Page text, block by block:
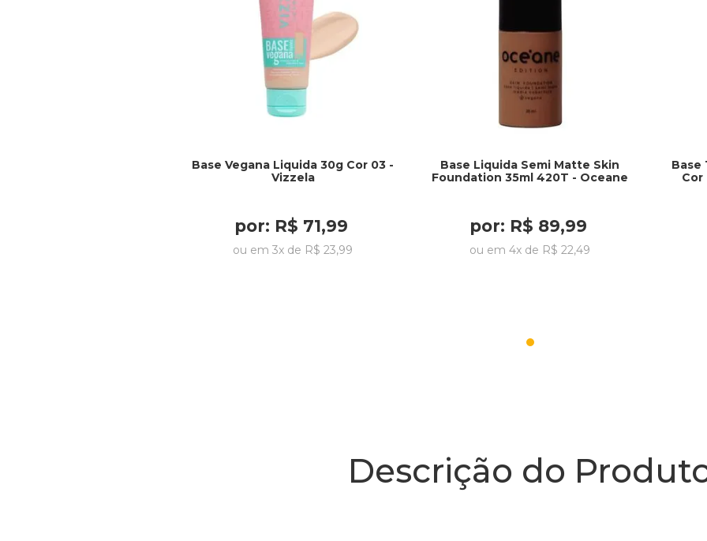
Base Vegana Liquida 30g Cor 03 -
Vizzela
por: R$ 71,99
ou em3x de R$ 23,99
Base Liquida Semi Matte Skin
Foundation 35ml 420T - Oceane
por: R$ 89,99
ou em4x de R$ 22,49
Base
Cor
Descrição do